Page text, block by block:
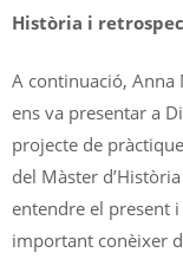
Història i
A continuació, Anna
ens va presentar a
projecte de
del Màster
entendre el present
important conèixer